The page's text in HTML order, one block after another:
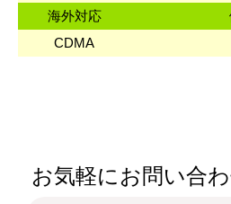
海外対応
CDMA
お気軽にお問い合